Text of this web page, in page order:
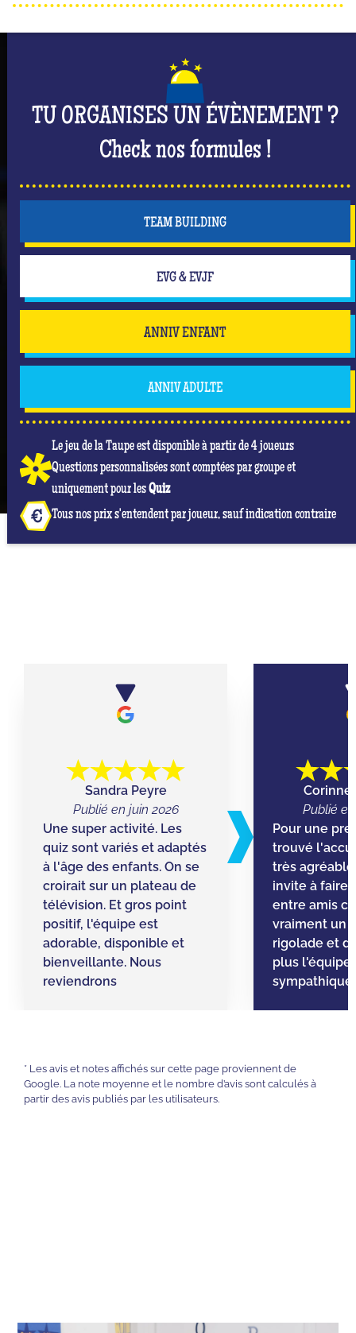
TU ORGANISES UN ÉVÈNEMENT ?
Check nos formules !
TEAM BUILDING
EVG & EVJF
ANNIV ENFANT
ANNIV ADULTE
Le jeu de la Taupe est disponible à partir de 4 joueurs
Questions personnalisées sont comptées par groupe et
uniquement pour lesQuiz
Tous nos prix s'entendent par joueur, sauf indication contraire
Sandra Peyre
Publié en juin 2026
Une super activité. Les
quiz sont variés et adaptés
à l'âge des enfants. On se
croirait sur un plateau de
télévision. Et gros point
positif, l'équipe est
adorable, disponible et
bienveillante. Nous
reviendrons
Corinne
Publié
Pour une
trouvé
très
invite à faire
entre amis
vraiment un
rigolade et
plus l'équipe
sympathique.
* Les avis et notes affichés sur cette page proviennent de
Google. La note moyenne et le nombre d’avis sont calculés à
partir des avis publiés par les utilisateurs.